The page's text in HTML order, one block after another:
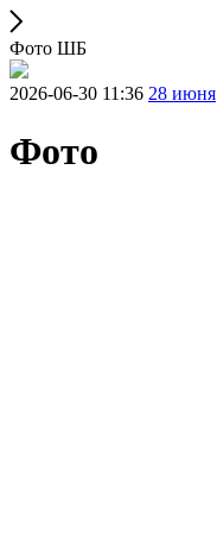
Фото ШБ
2026-06-30 11:36 28 июня
Фото